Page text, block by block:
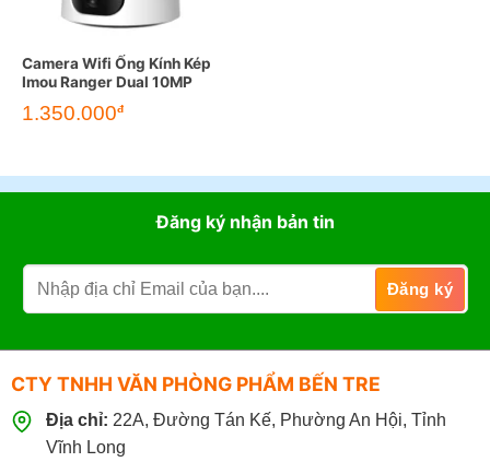
Camera Wifi Ống Kính Kép
Imou Ranger Dual 10MP
Giá
gốc
1.350.000đGiá
Đăng ký nhận bản tin
CTY TNHH VĂN PHÒNG PHẨM BẾN TRE
Địa chỉ: 22A, Đường Tán Kế, Phường An Hội, Tỉnh
Vĩnh Long